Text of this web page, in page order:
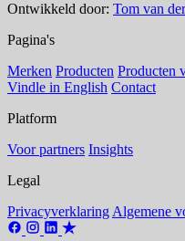
Ontwikkeld door: Tom van
Pagina's
Merken Producten Producten
Vindle in English Contact
Platform
Voor partners Insights
Legal
Privacyverklaring Algemene